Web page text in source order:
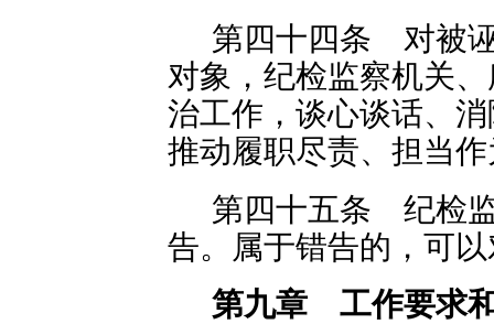
第四十四条 对被
对象，纪检监察机关
治工作，谈心谈话、
推动履职尽责、担当
第四十五条 纪检
告。属于错告的，可
第九章 工作要求